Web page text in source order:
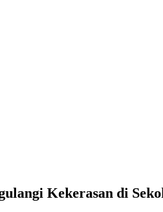
Kekerasan di